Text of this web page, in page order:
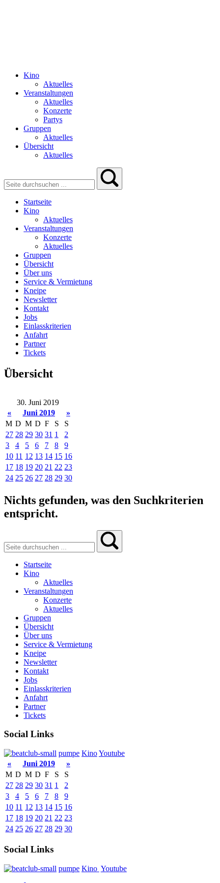
Kino
Aktuelles
Veranstaltungen
Aktuelles
Konzerte
Partys
Gruppen
Aktuelles
Übersicht
Aktuelles
Startseite
Kino
Aktuelles
Veranstaltungen
Konzerte
Aktuelles
Gruppen
Übersicht
Über uns
Service & Vermietung
Kneipe
Newsletter
Kontakt
Jobs
Einlasskriterien
Anfahrt
Partner
Tickets
Übersicht
30. Juni 2019
«
Juni 2019
»
M D M D F S
S
27 28 29 30 31 1
2
3
4 5 6 7 8
9
10 11 12 13 14 15 16
17 18 19 20 21 22 23
24 25 26 27 28 29 30
Nichts gefunden, was den Suchkriterien
entspricht.
Startseite
Kino
Aktuelles
Veranstaltungen
Konzerte
Aktuelles
Gruppen
Übersicht
Über uns
Service & Vermietung
Kneipe
Newsletter
Kontakt
Jobs
Einlasskriterien
Anfahrt
Partner
Tickets
Social Links
pumpe KinoYoutube
«
Juni 2019
»
M D M D F S
S
27 28 29 30 31 1
2
3
4 5 6 7 8
9
10 11 12 13 14 15 16
17 18 19 20 21 22 23
24 25 26 27 28 29 30
Social Links
pumpe Kino Youtube